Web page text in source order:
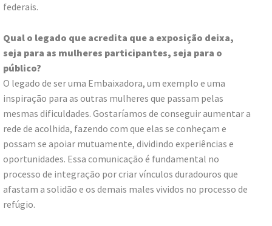
federais.
Qual o legado que acredita que a exposição deixa,
seja para as mulheres participantes, seja para o
público?
O legado de ser uma Embaixadora, um exemplo e uma
inspiração para as outras mulheres que passam pelas
mesmas dificuldades. Gostaríamos de conseguir aumentar a
rede de acolhida, fazendo com que elas se conheçam e
possam se apoiar mutuamente, dividindo experiências e
oportunidades. Essa comunicação é fundamental no
processo de integração por criar vínculos duradouros que
afastam a solidão e os demais males vividos no processo de
refúgio.